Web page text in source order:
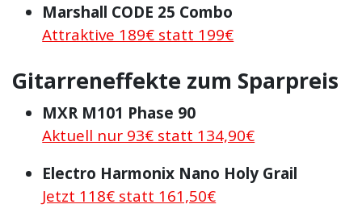
Marshall CODE 25 Combo
Attraktive 189€ statt 199€
Gitarreneffekte zum Sparpreis
MXR M101 Phase 90
Aktuell nur 93€ statt 134,90€
Electro Harmonix Nano Holy Grail
Jetzt 118€ statt 161,50€